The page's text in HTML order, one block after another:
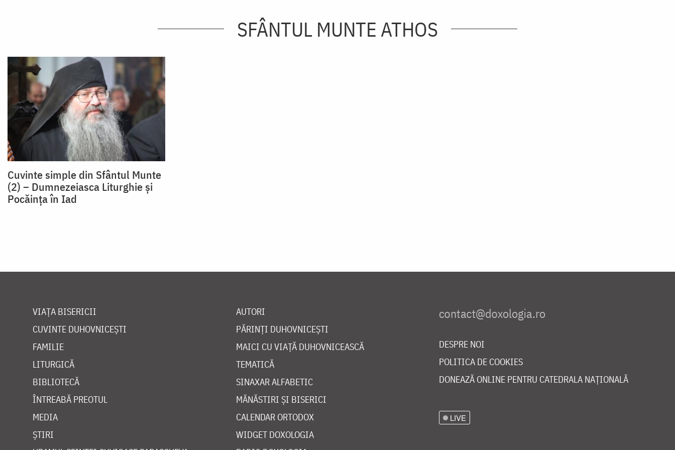
SFÂNTUL MUNTE ATHOS
Cuvinte simple din Sfântul Munte
(2) – Dumnezeiasca Liturghie şi
Pocăinţa în Iad
VIAȚA BISERICII
CUVINTE DUHOVNICEȘTI
FAMILIE
LITURGICĂ
BIBLIOTECĂ
ÎNTREABĂ PREOTUL
MEDIA
ȘTIRI
AUTORI
PĂRINȚI DUHOVNICEȘTI
MAICI CU VIAȚĂ DUHOVNICEASCĂ
TEMATICĂ
SINAXAR ALFABETIC
MĂNĂSTIRI ȘI BISERICI
CALENDAR ORTODOX
WIDGET DOXOLOGIA
DESPRE NOI
POLITICA DE COOKIES
DONEAZĂ ONLINE PENTRU CATEDRALA NAȚIONALĂ
LIVE